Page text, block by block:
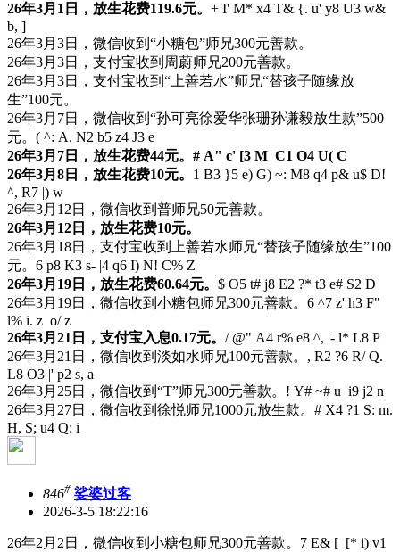
26年3月1日，放生花费119.6元。 + I' M* x4 T& {. u' y8 U3 w&
b, ]
26年3月3日，微信收到“小糖包”师兄300元善款。
26年3月3日，支付宝收到周蔚师兄200元善款。
26年3月3日，支付宝收到“上善若水”师兄“替孩子随缘放
生”100元。
26年3月7日，微信收到“孙可亮徐爱华张珊孙谦毅放生款”500
元。 ( ^: A. N2 b5 z4 J3 e
26年3月7日，放生花费44元。 # A" c' [3 M C1 O4 U( C
26年3月8日，放生花费10元。 1 B3 }5 e) G) ~: M8 q4 p& u$ D!
^, R7 |) w
26年3月12日，微信收到普师兄50元善款。
26年3月12日，放生花费10元。
26年3月18日，支付宝收到上善若水师兄“替孩子随缘放生”100
元。 6 p8 K3 s- |4 q6 I) N! C% Z
26年3月19日，放生花费60.64元。 $ O5 t# j8 E2 ?* t3 e# S2 D
26年3月19日，微信收到小糖包师兄300元善款。 6 ^7 z' h3 F"
l% i. z o/ z
26年3月21日，支付宝入息0.17元。 / @" A4 r% e8 ^, |- l* L8 P
26年3月21日，微信收到淡如水师兄100元善款。 , R2 ?6 R/ Q.
L8 O3 |' p2 s, a
26年3月25日，微信收到“T”师兄300元善款。 ! Y# ~# u i9 j2 n
26年3月27日，微信收到徐悦师兄1000元放生款。 # X4 ?1 S: m.
H, S; u4 Q: i
846# 娑婆过客
2026-3-5 18:22:16
26年2月2日，微信收到小糖包师兄300元善款。 7 E& [ [* i) v1